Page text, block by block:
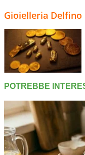
Gioielleria Delfino